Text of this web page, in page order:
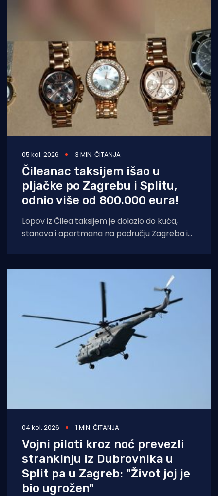
05 kol. 2026 3 MIN. ČITANJA
Čileanac taksijem išao u
pljačke po Zagrebu i Splitu,
odnio više od 800.000 eura!
Lopov iz Čilea taksijem je dolazio do kuća,
stanova i apartmana na području Zagreba i
04 kol. 2026 1 MIN. ČITANJA
Vojni piloti kroz noć prevezli
strankinju iz Dubrovnika u
Split pa u Zagreb: "Život joj je
bio ugrožen"